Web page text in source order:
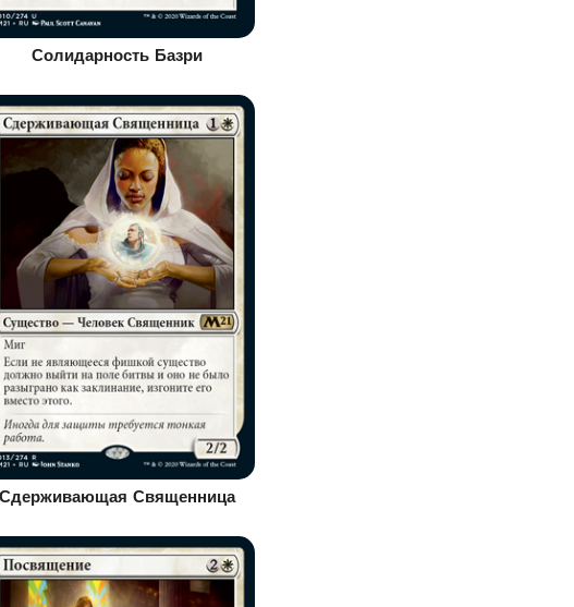
Солидарность Базри
Сдерживающая Священница